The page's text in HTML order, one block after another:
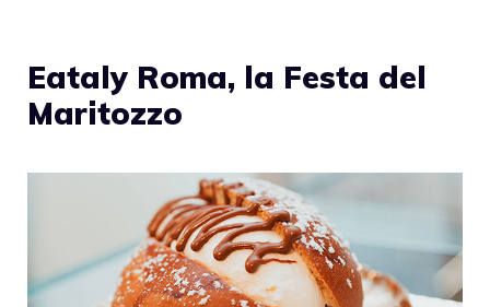
Eataly Roma, la Festa del
Maritozzo